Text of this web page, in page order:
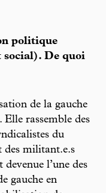
politique
social). De quoi
de la gauche
rassemble des
du
des militant.e.s
devenue l’une des
gauche en